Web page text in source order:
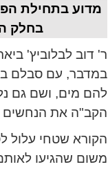
מדוע בתחילת
בחלק
ר' דוב לבלוביץ'
במדבר, עם סבלם
להם מים, ושם גם
הקב"ה את הנחשים
הקורא שטחי עלול
משום שהגיעו